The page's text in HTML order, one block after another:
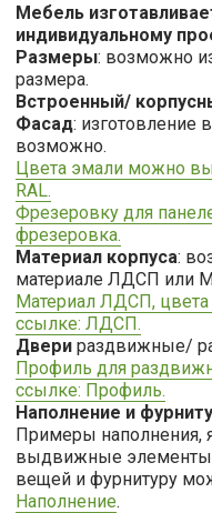
Мебель
индивидуальному
Размеры: возможно
размера.
Встроенный/
Фасад: изготовление в
возможно.
Цвета эмали можно
RAL.
Фрезеровку для
фрезеровка.
Материал корпуса:
материале ЛДСП или
Материал ЛДСП, цвета
ссылке: ЛДСП.
Двери раздвижные/
Профиль для
ссылке: Профиль.
Наполнение и
Примеры наполнения,
выдвижные элементы,
вещей и фурнитуру
Наполнение.